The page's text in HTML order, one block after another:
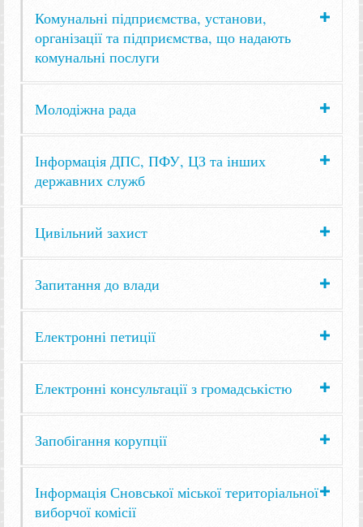
Комунальні підприємства, установи,
організації та підприємства, що надають
комунальні послуги
Молодіжна рада
Інформація ДПС, ПФУ, ЦЗ та інших
державних служб
Цивільний захист
Запитання до влади
Електронні петиції
Електронні консультації з громадськістю
Запобігання корупції
Інформація Сновської міської територіальної
виборчої комісії